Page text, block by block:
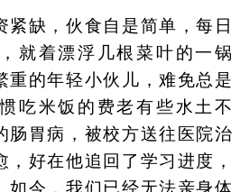
缺，伙食自是简单，每日
就着漂浮几根菜叶的一锅
重的年轻小伙儿，难免总是
吃米饭的费老有些水土不
肠胃病，被校方送往医院治
好在他追回了学习进度，
如今，我们已经无法亲身体